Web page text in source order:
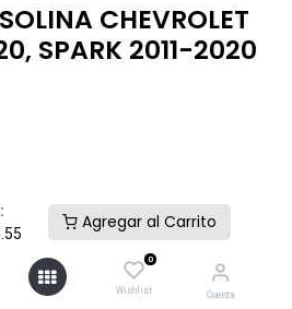
Agregar al Carrito
0
Wishlist Cuenta
CHEVROLET
SPARK 2011-2020
Comprar ahora